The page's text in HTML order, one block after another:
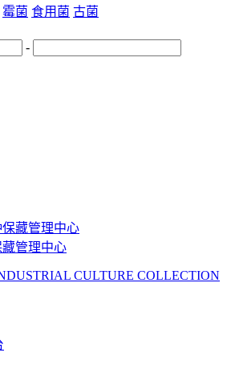
霉菌 食用菌 古菌
-
管理中心
CULTURE COLLECTION